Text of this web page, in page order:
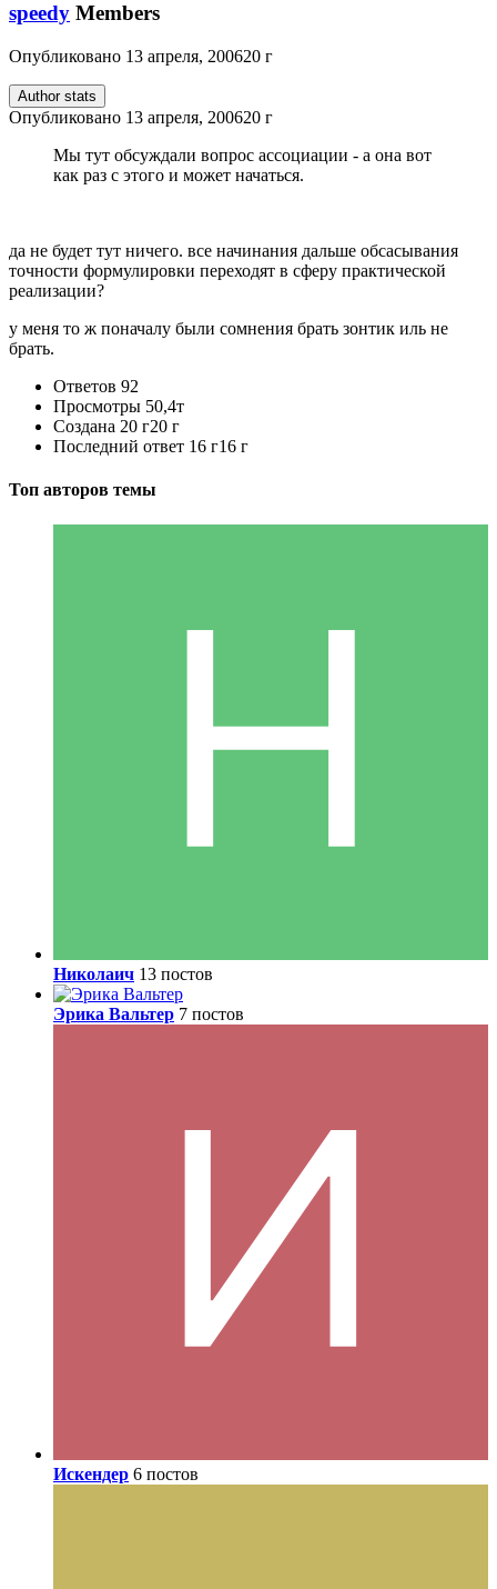
speedy Members
Опубликовано 13 апреля, 200620 г
Author stats
Опубликовано 13 апреля, 200620 г
Мы тут обсуждали вопрос ассоциации - а она вот
как раз с этого и может начаться.
да не будет тут ничего. все начинания дальше обсасывания
точности формулировки переходят в сферу практической
реализации?
у меня то ж поначалу были сомнения брать зонтик иль не
брать.
Ответов 92
Просмотры 50,4т
Создана 20 г20 г
Последний ответ 16 г16 г
Топ авторов темы
Николаич 13 постов
Эрика Вальтер 7 постов
Искендер 6 постов